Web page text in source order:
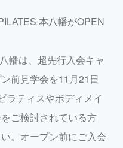
本八幡がOPEN
幡は、超先行入会キャ
前見学会を11月21日
ラティスやボディメイ
ご検討されている方
。オープン前にご入会